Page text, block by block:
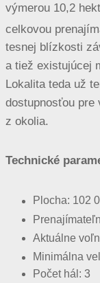
výmerou 10,2
celkovou
tesnej blízkosti
a tiež existujúcej
Lokalita teda už
dostupnosťou pre
z okolia.
Technické
Plocha: 102
Aktuálne
Minimálna
Počet hál: 3